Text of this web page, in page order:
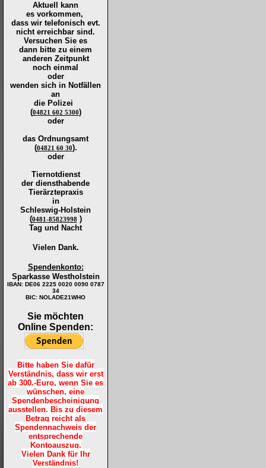
Aktuell kann
es vorkommen,
dass wir telefonisch evt.
nicht erreichbar sind.
Versuchen Sie es
dann bitte zu einem
anderen Zeitpunkt
noch einmal
oder
wenden sich in Notfällen
an
die Polizei
(04821 602 5300)
oder
das Ordnungsamt
(04821 60 30).
oder
Tiernotdienst
der diensthabende
Tierärztepraxis
in
Schleswig-Holstein
(0481-85823998 )
Tag und Nacht
Vielen Dank.
Spendenkonto:
Sparkasse Westholstein
IBAN: DE06 2225 0020 0090 0787
34
BIC: NOLADE21WHO
Sie möchten
Online Spenden:
Bitte haben Sie dafür
Verständnis, dass wir erst
ab 300.-Euro, wenn Sie es
wünschen, eine
Spendenbescheinigung
ausstellen. Bis zu diesem
Betrag reicht als
Spendennachweis der
entsprechende
Kontoauszug.
Vielen Dank für Ihr
Verständnis!